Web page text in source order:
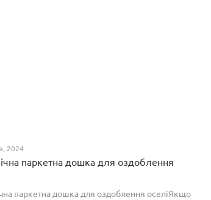
2024
паркетна дошка для оздоблення
паркетна дошка для оздоблення оселіЯкщо